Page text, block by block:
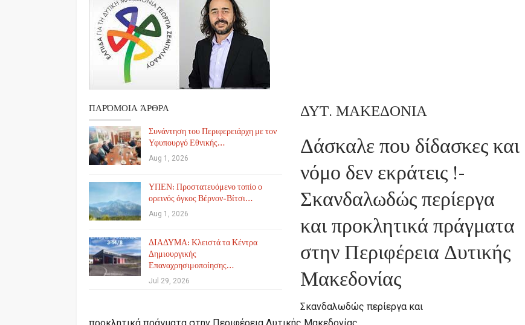
ΠΑΡΌΜΟΙΑ ΆΡΘΡΑ
Συνάντηση του Περιφερειάρχη με τον
Υφυπουργό Εθνικής…
Aug 1, 2026
ΥΠΕΝ: Προστατευόμενο τοπίο ο
ορεινός όγκος Βέρνον-Βίτσι…
Aug 1, 2026
ΔΙΑΔΥΜΑ: Κλειστά τα Κέντρα
Δημιουργικής
Επαναχρησιμοποίησης…
Jul 29, 2026
ΔΥΤ. ΜΑΚΕΔΟΝΙΑ
Δάσκαλε που δίδασκες και
νόμο δεν εκράτεις !-
Σκανδαλωδώς περίεργα
και προκλητικά πράγματα
στην Περιφέρεια Δυτικής
Μακεδονίας
Σκανδαλωδώς περίεργα και